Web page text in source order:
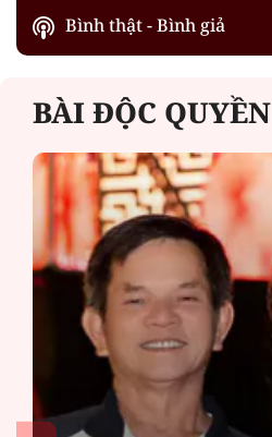
Bình thật - Bình giả
BÀI ĐỘC QUYỀN